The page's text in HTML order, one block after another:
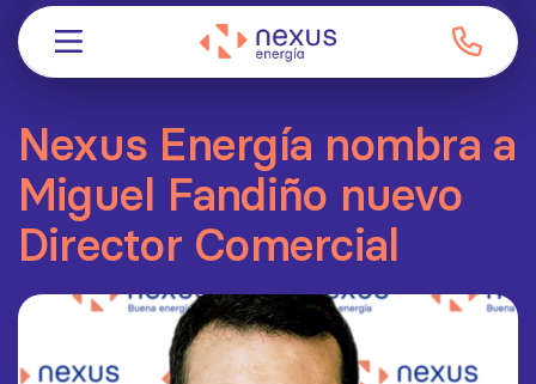
Nexus Energía nombra a
Miguel Fandiño nuevo
Director Comercial